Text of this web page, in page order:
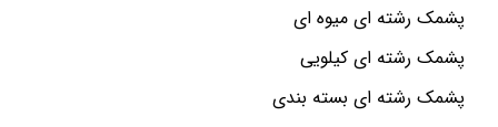
پشمک رشته ای میوه ای
پشمک رشته ای کیلویی
پشمک رشته ای بسته بندی